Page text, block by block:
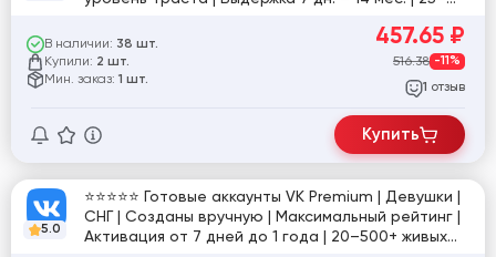
В наличии: 38 шт.
Купили: 2 шт.
Мин. заказ: 1 шт.
457.65 ₽
516.38 -11%
1 отзыв
Купить
5.0
⭐️⭐️⭐️⭐️⭐️ Готовые аккаунты VK Premium | Девушки |
СНГ | Созданы вручную | Максимальный рейтинг |
Активация от 7 дней до 1 года | 20–500+ живых